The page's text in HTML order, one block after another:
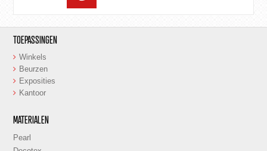
TOEPASSINGEN
Winkels
Beurzen
Exposities
Kantoor
MATERIALEN
Pearl